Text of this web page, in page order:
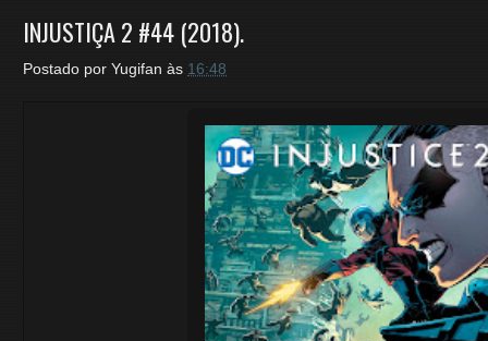
INJUSTIÇA 2 #44 (2018).
Postado por Yugifan às 16:48